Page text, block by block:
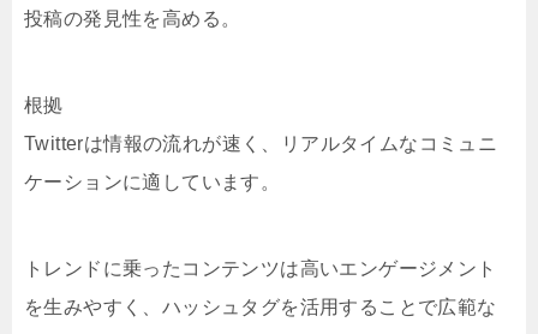
投稿の発見性を高める。
根拠
Twitterは情報の流れが速く、リアルタイムなコミュニ
ケーションに適しています。
トレンドに乗ったコンテンツは高いエンゲージメント
を生みやすく、ハッシュタグを活用することで広範な